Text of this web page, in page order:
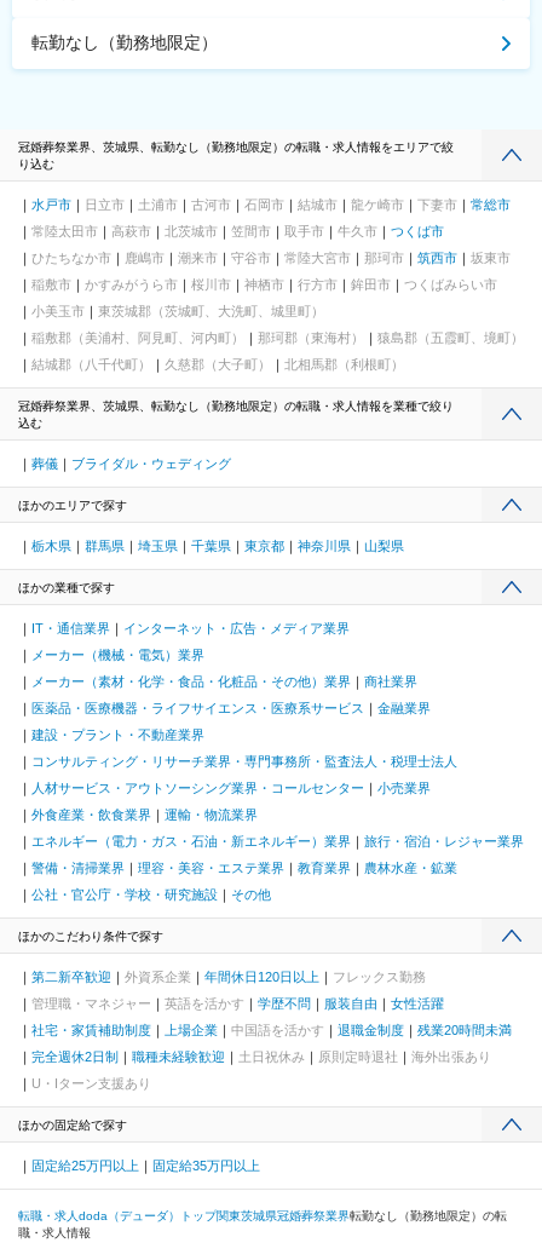
転勤なし（勤務地限定）
冠婚葬祭業界、茨城県、転勤なし（勤務地限定）の転職・求人情報をエリアで絞
り込む
水戸市 日立市 土浦市 古河市 石岡市 結城市 龍ケ崎市 下妻市
常総市
常陸太田市
高萩市 北茨城市 笠間市 取手市 牛久市
つくば市
ひたちなか市
鹿嶋市 潮来市 守谷市 常陸大宮市 那珂市 筑西市
坂東市
稲敷市
かすみがうら市 桜川市 神栖市 行方市 鉾田市
つくばみらい市
小美玉市
東茨城郡（茨城町、大洗町、城里町）
稲敷郡（美浦村、阿見町、河内町）
那珂郡（東海村）
猿島郡（五霞町、境町）
結城郡（八千代町）
久慈郡（大子町） 北相馬郡（利根町）
冠婚葬祭業界、茨城県、転勤なし（勤務地限定）の転職・求人情報を業種で絞り
込む
葬儀 ブライダル・ウェディング
ほかのエリアで探す
栃木県 群馬県 埼玉県 千葉県 東京都 神奈川県 山梨県
ほかの業種で探す
IT・通信業界
インターネット・広告・メディア業界
メーカー（機械・電気）業界
メーカー（素材・化学・食品・化粧品・その他）業界
商社業界
医薬品・医療機器・ライフサイエンス・医療系サービス
金融業界
建設・プラント・不動産業界
コンサルティング・リサーチ業界・専門事務所・監査法人・税理士法人
人材サービス・アウトソーシング業界・コールセンター
小売業界
外食産業・飲食業界
運輸・物流業界
エネルギー（電力・ガス・石油・新エネルギー）業界
旅行・宿泊・レジャー業界
警備・清掃業界
理容・美容・エステ業界 教育業界
農林水産・鉱業
公社・官公庁・学校・研究施設
その他
ほかのこだわり条件で探す
第二新卒歓迎 外資系企業 年間休日120日以上
フレックス勤務
管理職・マネジャー
英語を活かす 学歴不問 服装自由
女性活躍
社宅・家賃補助制度
上場企業 中国語を活かす 退職金制度
残業20時間未満
完全週休2日制
職種未経験歓迎 土日祝休み 原則定時退社
海外出張あり
U・Iターン支援あり
ほかの固定給で探す
固定給25万円以上 固定給35万円以上
転職・求人doda（デューダ）トップ関東茨城県冠婚葬祭業界転勤なし（勤務地限定）の転
職・求人情報